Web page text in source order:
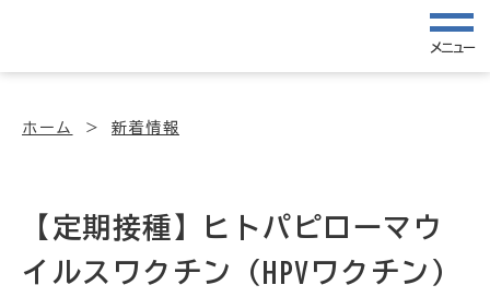
メニュー
ホーム 新着情報
【定期接種】ヒトパピローマウ
イルスワクチン（HPVワクチン）